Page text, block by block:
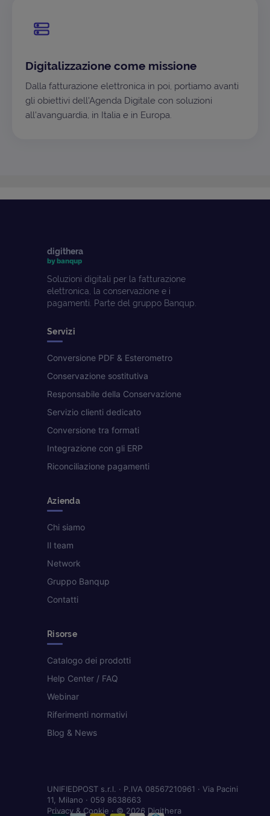
Digitalizzazione come missione
Dalla fatturazione elettronica in poi, portiamo avanti
gli obiettivi dell'Agenda Digitale con soluzioni
all'avanguardia, in Italia e in Europa.
digithera
by banqup
Soluzioni digitali per la fatturazione
elettronica, la conservazione e i
pagamenti. Parte del gruppo Banqup.
Servizi
Conversione PDF & Esterometro
Conservazione sostitutiva
Responsabile della Conservazione
Servizio clienti dedicato
Conversione tra formati
Integrazione con gli ERP
Riconciliazione pagamenti
Azienda
Chi siamo
Il team
Network
Gruppo Banqup
Contatti
Risorse
Catalogo dei prodotti
Help Center / FAQ
Webinar
Riferimenti normativi
Blog & News
UNIFIEDPOST s.r.l. · P.IVA 08567210961 · Via Pacini
11, Milano · 059 8638663
Privacy & Cookie · © 2026 Digithera